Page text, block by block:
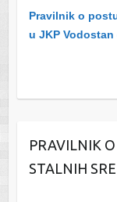
Pravilnik o
u JKP Vodostan
PRAVILNIK
STALNIH